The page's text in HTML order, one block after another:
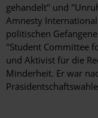
gehandelt" und
Amnesty
politischen
"Student Committee
und Aktivist für die
Minderheit. Er war